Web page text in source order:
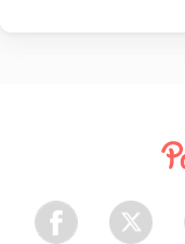
Facebook Twitter